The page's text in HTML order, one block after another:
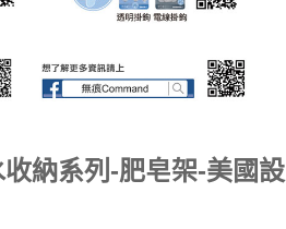
納系列-肥皂架-美國設